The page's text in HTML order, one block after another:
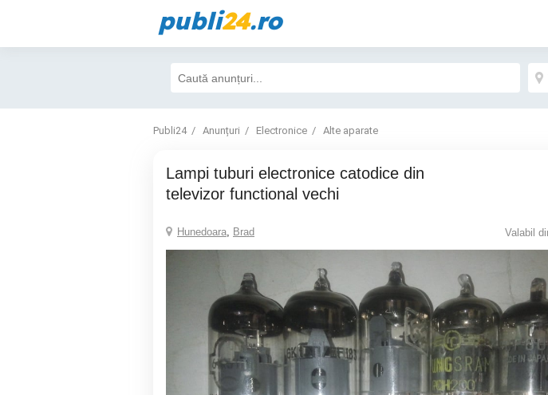
publi24.ro
Publi24 Anunțuri Electronice Alte aparate
Lampi tuburi electronice catodice din
televizor functional vechi
Hunedoara, Brad Valabil